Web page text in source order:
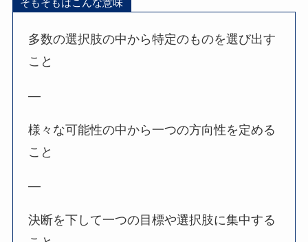
多数の選択肢の中から特定のものを選び出す
こと
—
様々な可能性の中から一つの方向性を定める
こと
—
決断を下して一つの目標や選択肢に集中する